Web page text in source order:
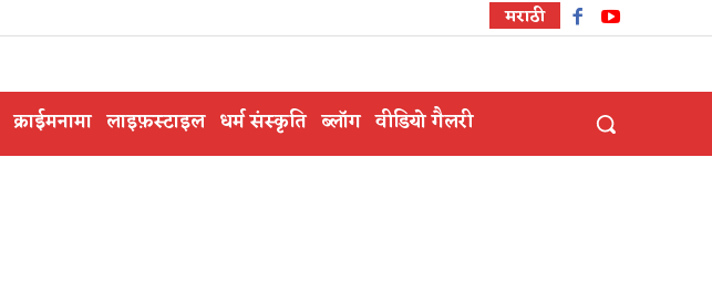
मराठी
क्राईमनामा लाइफ़स्टाइल धर्म संस्कृति ब्लॉग वीडियो गैलरी